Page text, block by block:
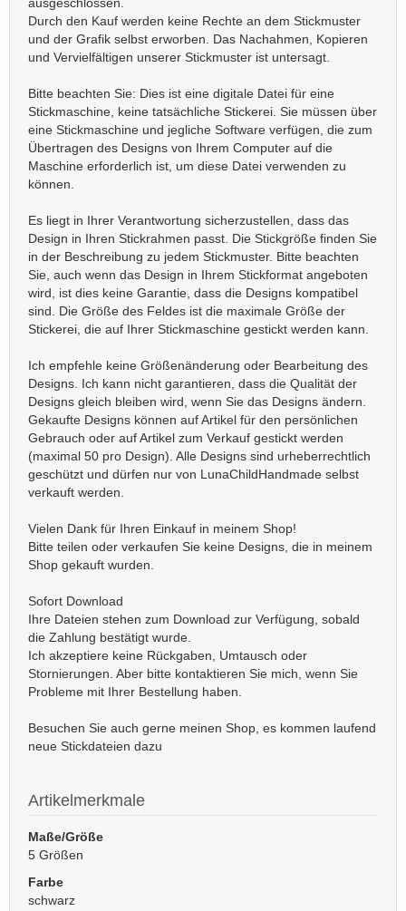
Durch den Kauf werden keine Rechte an dem Stickmuster
und der Grafik selbst erworben. Das Nachahmen, Kopieren
und Vervielfältigen unserer Stickmuster ist untersagt.
Bitte beachten Sie: Dies ist eine digitale Datei für eine
Stickmaschine, keine tatsächliche Stickerei. Sie müssen über
eine Stickmaschine und jegliche Software verfügen, die zum
Übertragen des Designs von Ihrem Computer auf die
Maschine erforderlich ist, um diese Datei verwenden zu
können.
Es liegt in Ihrer Verantwortung sicherzustellen, dass das
Design in Ihren Stickrahmen passt. Die Stickgröße finden Sie
in der Beschreibung zu jedem Stickmuster. Bitte beachten
Sie, auch wenn das Design in Ihrem Stickformat angeboten
wird, ist dies keine Garantie, dass die Designs kompatibel
sind. Die Größe des Feldes ist die maximale Größe der
Stickerei, die auf Ihrer Stickmaschine gestickt werden kann.
Ich empfehle keine Größenänderung oder Bearbeitung des
Designs. Ich kann nicht garantieren, dass die Qualität der
Designs gleich bleiben wird, wenn Sie das Designs ändern.
Gekaufte Designs können auf Artikel für den persönlichen
Gebrauch oder auf Artikel zum Verkauf gestickt werden
(maximal 50 pro Design). Alle Designs sind urheberrechtlich
geschützt und dürfen nur von LunaChildHandmade selbst
verkauft werden.
Vielen Dank für Ihren Einkauf in meinem Shop!
Bitte teilen oder verkaufen Sie keine Designs, die in meinem
Shop gekauft wurden.
Sofort Download
Ihre Dateien stehen zum Download zur Verfügung, sobald
die Zahlung bestätigt wurde.
Ich akzeptiere keine Rückgaben, Umtausch oder
Stornierungen. Aber bitte kontaktieren Sie mich, wenn Sie
Probleme mit Ihrer Bestellung haben.
Besuchen Sie auch gerne meinen Shop, es kommen laufend
neue Stickdateien dazu
Artikelmerkmale
Maße/Größe
5 Größen
Farbe
schwarz